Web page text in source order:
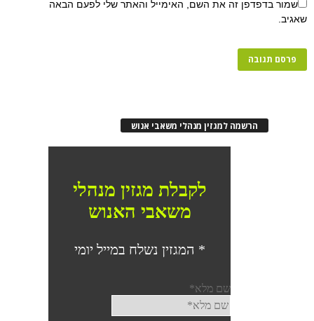
שמור בדפדפן זה את השם, האימייל והאתר שלי לפעם הבאה
שאגיב.
הרשמה למגזין מנהלי משאבי אנוש